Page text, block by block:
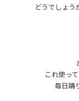
どうでしょう
これ使っ
毎日踊